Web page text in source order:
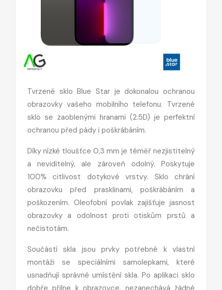
Tvrzené sklo Blue Star je dokonalou ochranou
obrazovky vašeho mobilního telefonu. Tvrzené
sklo se zaoblenými hranami (2.5D) je perfektní
ochranou před pády i poškrábáním.
Díky nízké tloušťce 0,3 mm je téměř nezjistitelný
a neviditelný, ale zároveň odolný. Poskytuje
100% citlivost dotykové vrstvy. Sklo chrání
obrazovku před prasklinami, poškrábáním a
poškozením. Oleofobní povlak zajišťuje jasnost
obrazovky a odolnost proti otiskům prstů a
nečistotám.
Součástí skla jsou prvky potřebné k vlastní
montáži se speciálními samolepkami, které
usnadňují správné umístění skla. Po aplikaci sklo
dobře přilne k obrazovce, nezanechává žádné